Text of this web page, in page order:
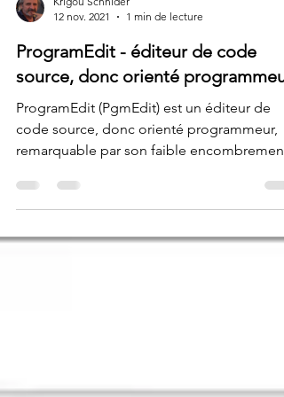
Krigou Schnider
12 nov. 2021
1 min de lecture
ProgramEdit - éditeur de code
source, donc orienté programmeur
code source, donc orienté programmeur,
remarquable par son faible encombrement
et sa portabilité....